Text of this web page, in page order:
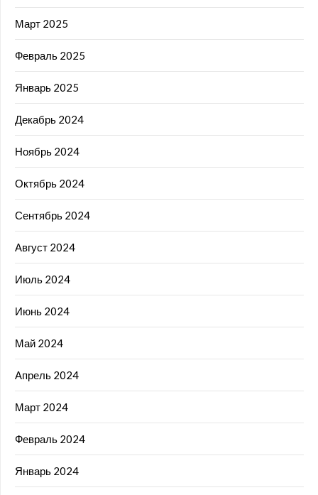
Март 2025
Февраль 2025
Январь 2025
Декабрь 2024
Ноябрь 2024
Октябрь 2024
Сентябрь 2024
Август 2024
Июль 2024
Июнь 2024
Май 2024
Апрель 2024
Март 2024
Февраль 2024
Январь 2024